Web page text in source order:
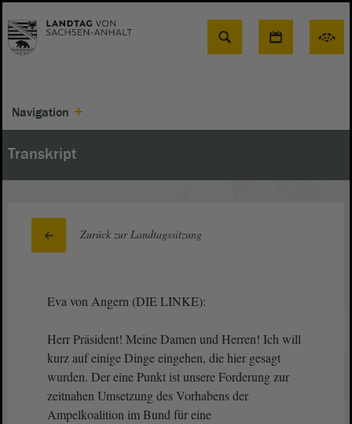
Suche
Navigation
Transkript
Zurück zur Landtagssitzung
Eva von Angern (DIE LINKE):
Herr Präsident! Meine Damen und Herren! Ich will
kurz auf einige Dinge eingehen, die hier gesagt
wurden. Der eine Punkt ist unsere Forderung zur
zeitnahen Umsetzung des Vorhabens der
Ampelkoalition im Bund für eine